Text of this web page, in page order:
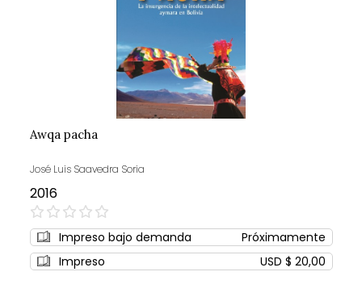
Awqa pacha
José Luis Saavedra Soria
2016
0%
Impreso bajo demanda
Próximamente
Impreso
USD $ 20,00